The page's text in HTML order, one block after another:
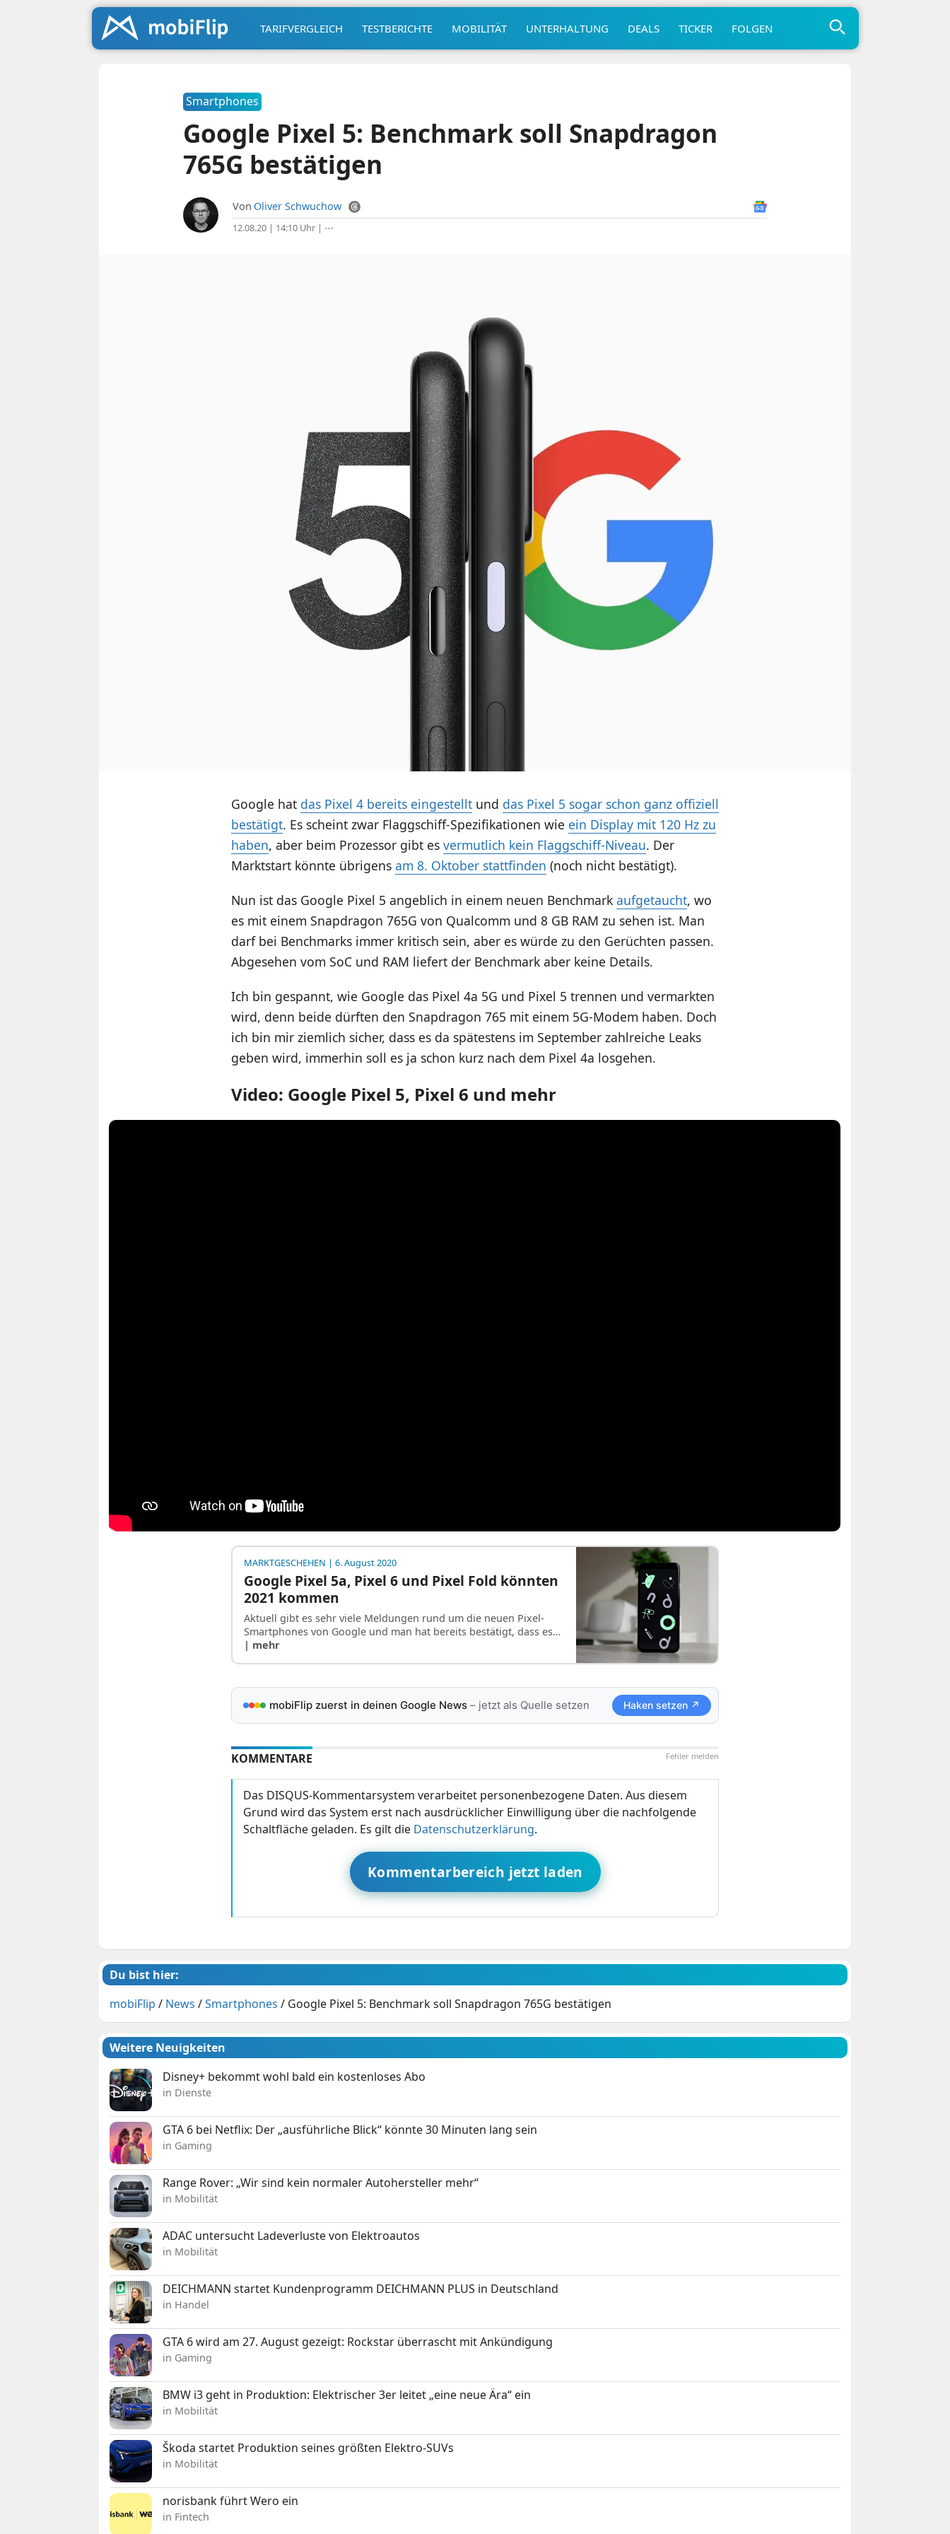
TARIFVERGLEICH TESTBERICHTE MOBILITÄT UNTERHALTUNG DEALS TICKER FOLGEN
Smartphones
Google Pixel 5: Benchmark soll Snapdragon
765G bestätigen
Von Oliver Schwuchow
12.08.20 | 14:10 Uhr| ⋯
Google hat das Pixel 4 bereits eingestelltund das Pixel 5 sogar schon ganz offiziell
bestätigt. Es scheint zwar Flaggschiff-Spezifikationen wie ein Display mit 120 Hz zu
haben, aber beim Prozessor gibt es vermutlich kein Flaggschiff-Niveau. Der
Marktstart könnte übrigens am 8. Oktober stattfinden (noch nicht bestätigt).
Nun ist das Google Pixel 5 angeblich in einem neuen Benchmark aufgetaucht, wo
es mit einem Snapdragon 765G von Qualcomm und 8 GB RAM zu sehen ist. Man
darf bei Benchmarks immer kritisch sein, aber es würde zu den Gerüchten passen.
Abgesehen vom SoC und RAM liefert der Benchmark aber keine Details.
Ich bin gespannt, wie Google das Pixel 4a 5G und Pixel 5 trennen und vermarkten
wird, denn beide dürften den Snapdragon 765 mit einem 5G-Modem haben. Doch
ich bin mir ziemlich sicher, dass es da spätestens im September zahlreiche Leaks
geben wird, immerhin soll es ja schon kurz nach dem Pixel 4a losgehen.
Video: Google Pixel 5, Pixel 6 und mehr
MARKTGESCHEHEN | 6. August 2020
Google Pixel 5a, Pixel 6 und Pixel Fold könnten
2021 kommen
Aktuell gibt es sehr viele Meldungen rund um die neuen Pixel-
Smartphones von Google und man hat bereits bestätigt, dass es…
| mehr
mobiFlip zuerst in deinen Google News– jetzt als Quelle setzen Haken setzen ↗
Fehler melden
KOMMENTARE
Das DISQUS-Kommentarsystem verarbeitet personenbezogene Daten. Aus diesem
Grund wird das System erst nach ausdrücklicher Einwilligung über die nachfolgende
Schaltfläche geladen. Es gilt die Datenschutzerklärung.
Kommentarbereich jetzt laden
Du bist hier:
mobiFlip / News /Smartphones / Google Pixel 5: Benchmark soll Snapdragon 765G bestätigen
Weitere Neuigkeiten
Disney+ bekommt wohl bald ein kostenloses Abo
in Dienste
GTA 6 bei Netflix: Der „ausführliche Blick“ könnte 30 Minuten lang sein
in Gaming
Range Rover: „Wir sind kein normaler Autohersteller mehr“
in Mobilität
ADAC untersucht Ladeverluste von Elektroautos
in Mobilität
DEICHMANN startet Kundenprogramm DEICHMANN PLUS in Deutschland
in Handel
GTA 6 wird am 27. August gezeigt: Rockstar überrascht mit Ankündigung
in Gaming
BMW i3 geht in Produktion: Elektrischer 3er leitet „eine neue Ära“ ein
in Mobilität
Škoda startet Produktion seines größten Elektro-SUVs
in Mobilität
norisbank führt Wero ein
in Fintech